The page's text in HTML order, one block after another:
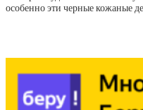
особенно эти черные кожаные